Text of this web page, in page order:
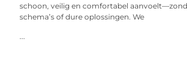
schoon, veilig en comfortabel
schema’s of dure oplossingen. We
...